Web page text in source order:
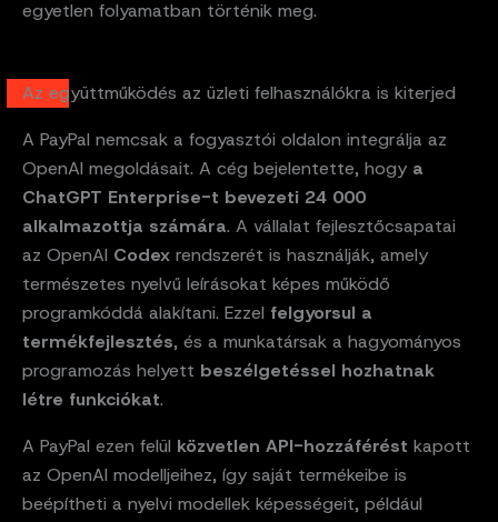
egyetlen folyamatban történik meg.
Az együttműködés az üzleti felhasználókra is kiterjed
A PayPal nemcsak a fogyasztói oldalon integrálja az
OpenAI megoldásait. A cég bejelentette, hogy a
ChatGPT Enterprise-t bevezeti 24 000
alkalmazottja számára. A vállalat fejlesztőcsapatai
az OpenAI Codex rendszerét is használják, amely
természetes nyelvű leírásokat képes működő
programkóddá alakítani. Ezzel felgyorsul a
termékfejlesztés, és a munkatársak a hagyományos
programozás helyett beszélgetéssel hozhatnak
létre funkciókat.
A PayPal ezen felül közvetlen API-hozzáférést kapott
az OpenAI modelljeihez, így saját termékeibe is
beépítheti a nyelvi modellek képességeit, például